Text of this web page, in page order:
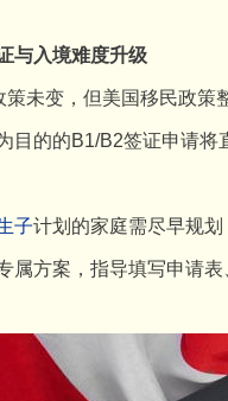
与入境难度升级
未变，但美国移民政策
目的的B1/B2签证申请将
子计划的家庭需尽早规
属方案，指导填写申请